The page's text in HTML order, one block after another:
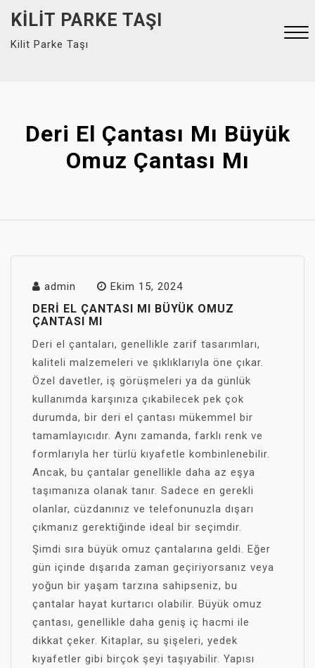
content
KILIT PARKE TAŞI
Kilit Parke Taşı
Deri El Çantası Mı Büyük
Omuz Çantası Mı
admin Ekim 15, 2024
DERI EL ÇANTASI MI BÜYÜK OMUZ
ÇANTASI MI
Deri el çantaları, genellikle zarif tasarımları,
kaliteli malzemeleri ve şıklıklarıyla öne çıkar.
Özel davetler, iş görüşmeleri ya da günlük
kullanımda karşınıza çıkabilecek pek çok
durumda, bir deri el çantası mükemmel bir
tamamlayıcıdır. Aynı zamanda, farklı renk ve
formlarıyla her türlü kıyafetle kombinlenebilir.
Ancak, bu çantalar genellikle daha az eşya
taşımanıza olanak tanır. Sadece en gerekli
olanlar, cüzdanınız ve telefonunuzla dışarı
çıkmanız gerektiğinde ideal bir seçimdir.
Şimdi sıra büyük omuz çantalarına geldi. Eğer
gün içinde dışarıda zaman geçiriyorsanız veya
yoğun bir yaşam tarzına sahipseniz, bu
çantalar hayat kurtarıcı olabilir. Büyük omuz
çantası, genellikle daha geniş iç hacmi ile
dikkat çeker. Kitaplar, su şişeleri, yedek
kıyafetler gibi birçok şeyi taşıyabilir. Yapısı